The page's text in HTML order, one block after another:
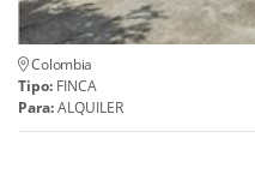
Colombia
Tipo: FINCA
Para:ALQUILER